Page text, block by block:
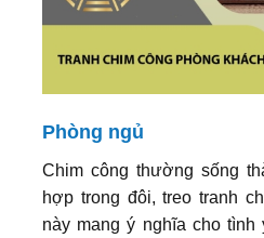
Phòng ngủ
Chim công thường sống
hợp trong đôi, treo tranh
này mang ý nghĩa cho